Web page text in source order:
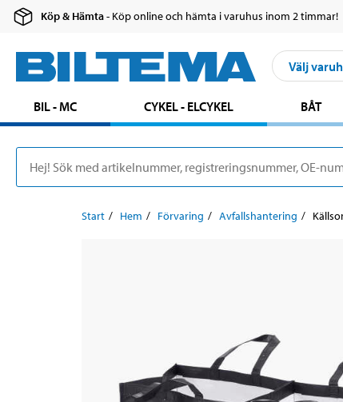
Köp & Hämta- Köp online och hämta i varuhus inom 2 timmar!
Välj
BIL - MC CYKEL - ELCYKEL BÅT
Start Hem Förvaring Avfallshantering